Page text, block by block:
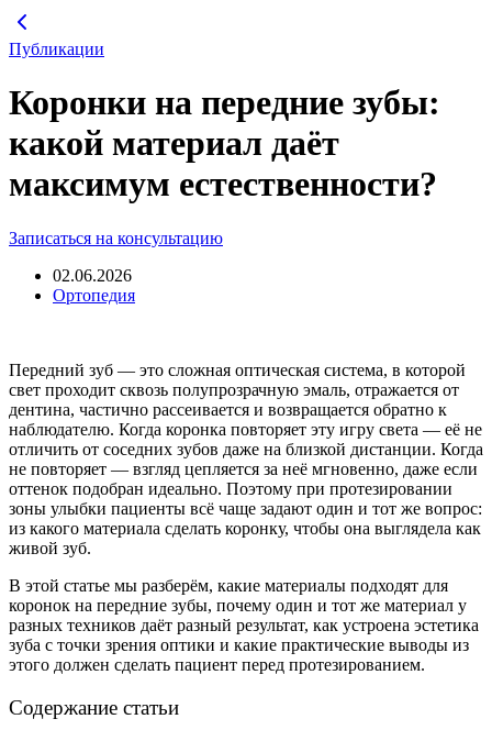
Перейти
содержимому
Публикации
Коронки на передние зубы:
какой материал даёт
максимум естественности?
Записаться на консультацию
02.06.2026
Ортопедия
Передний зуб — это сложная оптическая система, в которой
свет проходит сквозь полупрозрачную эмаль, отражается от
дентина, частично рассеивается и возвращается обратно к
наблюдателю. Когда коронка повторяет эту игру света — её не
отличить от соседних зубов даже на близкой дистанции. Когда
не повторяет — взгляд цепляется за неё мгновенно, даже если
оттенок подобран идеально. Поэтому при протезировании
зоны улыбки пациенты всё чаще задают один и тот же вопрос:
из какого материала сделать коронку, чтобы она выглядела как
живой зуб.
В этой статье мы разберём, какие материалы подходят для
коронок на передние зубы, почему один и тот же материал у
разных техников даёт разный результат, как устроена эстетика
зуба с точки зрения оптики и какие практические выводы из
этого должен сделать пациент перед протезированием.
Содержание статьи